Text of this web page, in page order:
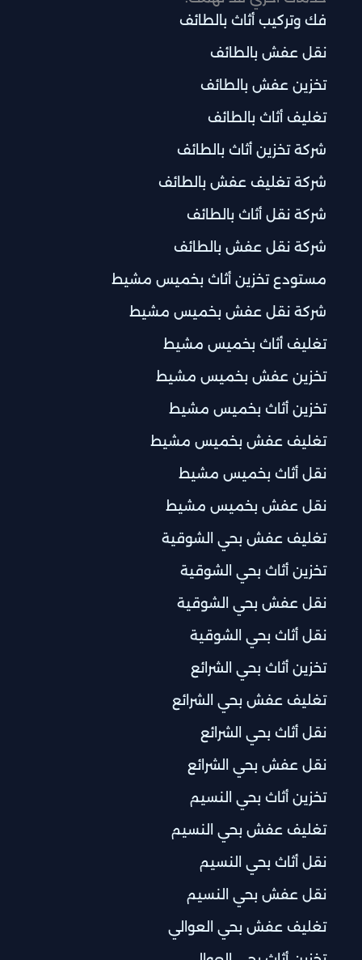
فك وتركيب أثاث بالطائف
نقل عفش بالطائف
تخزين عفش بالطائف
تغليف أثاث بالطائف
شركة تخزين أثاث بالطائف
شركة تغليف عفش بالطائف
شركة نقل أثاث بالطائف
شركة نقل عفش بالطائف
مستودع تخزين أثاث بخميس مشيط
شركة نقل عفش بخميس مشيط
تغليف أثاث بخميس مشيط
تخزين عفش بخميس مشيط
تخزين أثاث بخميس مشيط
تغليف عفش بخميس مشيط
نقل أثاث بخميس مشيط
نقل عفش بخميس مشيط
تغليف عفش بحي الشوقية
تخزين أثاث بحي الشوقية
نقل عفش بحي الشوقية
نقل أثاث بحي الشوقية
تخزين أثاث بحي الشرائع
تغليف عفش بحي الشرائع
نقل أثاث بحي الشرائع
نقل عفش بحي الشرائع
تخزين أثاث بحي النسيم
تغليف عفش بحي النسيم
نقل أثاث بحي النسيم
نقل عفش بحي النسيم
تغليف عفش بحي العوالي